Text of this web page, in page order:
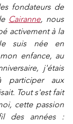
fondateurs de
Cairanne, nous
activement à la
suis née en
enfance, au
j'étais
participer aux
Tout s'est fait
cette passion
des années :